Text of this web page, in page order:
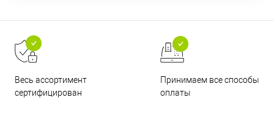
Весь ассортимент
сертифицирован
Принимаем все способы
оплаты